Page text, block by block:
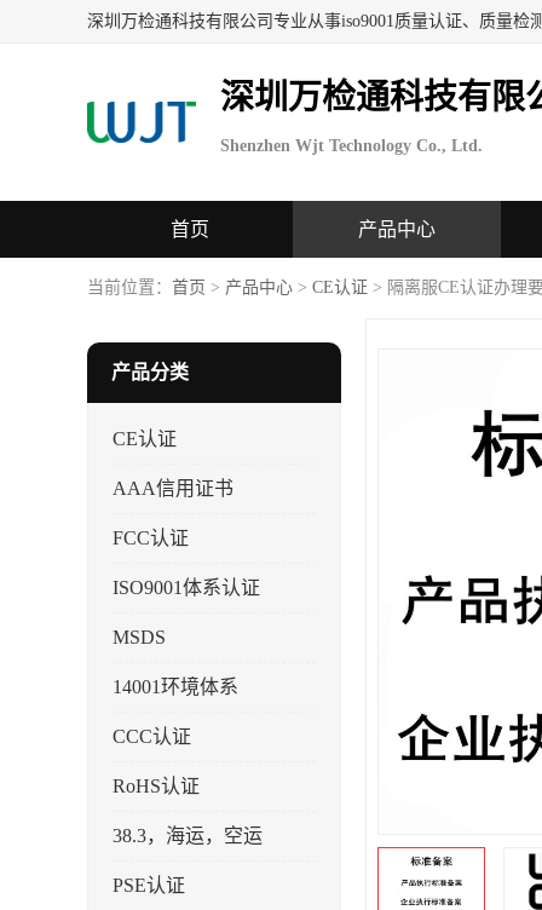
深圳万检通科技有限
Shenzhen Wjt Technology Co., Ltd.
首页 产品中心
当前位置： 首页 > 产品中心 > CE认证 > 隔离服CE认证办理
产品分类
CE认证
AAA信用证书
FCC认证
ISO9001体系认证
MSDS
14001环境体系
CCC认证
RoHS认证
38.3，海运，空运
PSE认证